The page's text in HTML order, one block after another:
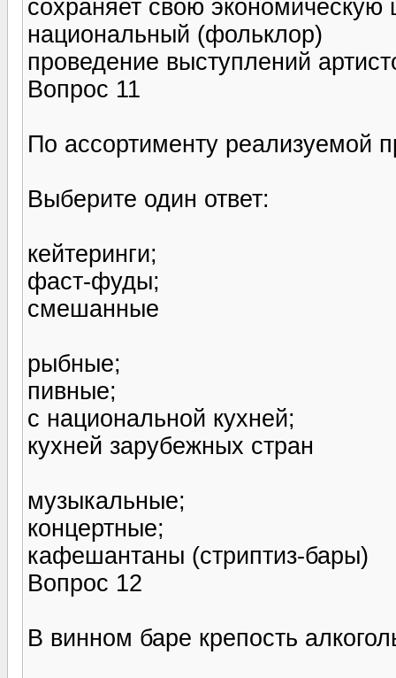
сохраняет свою экономическую
национальный (фольклор)
проведение выступлений
Вопрос 11
По ассортименту реализуемой
Выберите один ответ:
кейтеринги;
фаст-фуды;
смешанные
рыбные;
пивные;
с национальной кухней;
кухней зарубежных стран
музыкальные;
концертные;
кафешантаны (стриптиз-бары)
Вопрос 12
В винном баре крепость